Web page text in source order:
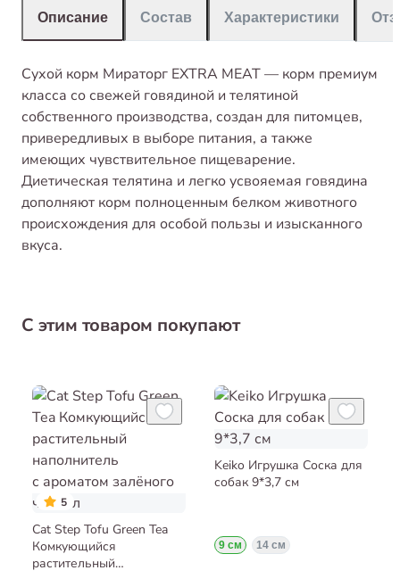
Описание Состав Характеристики
Сухой корм Мираторг EXTRA MEAT — корм премиум
класса со свежей говядиной и телятиной
собственного производства, создан для питомцев,
привередливых в выборе питания, а также
имеющих чувствительное пищеварение.
Диетическая телятина и легко усвояемая говядина
дополняют корм полноценным белком животного
происхождения для особой пользы и изысканного
вкуса.
С этим товаром покупают
5
Cat Step Tofu Green Tea
Комкующийся
растительный
Keiko Игрушка Соска для
собак 9*3,7 см
9 см 14 см